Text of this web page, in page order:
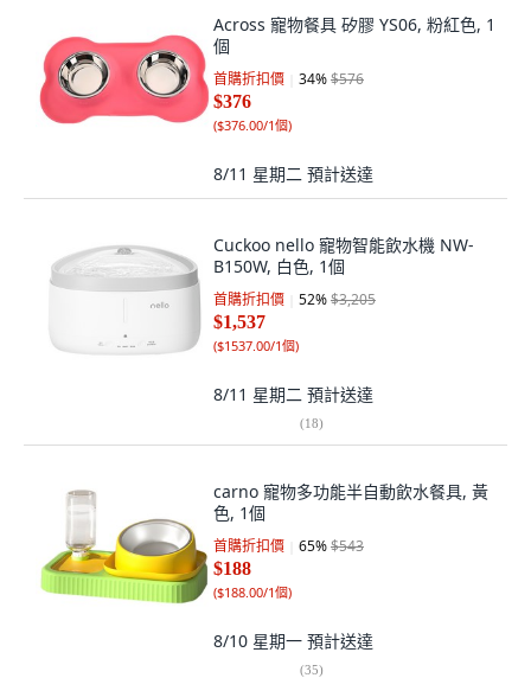
Across 寵物餐具 矽膠 YS06, 粉紅色, 1
個
首購折扣價 34%$576
$376
($376.00/1個)
8/11 星期二 預計送達
Cuckoo nello 寵物智能飲水機 NW-
B150W, 白色, 1個
首購折扣價 52%$3,205
$1,537
($1537.00/1個)
8/11 星期二 預計送達
(18)
carno 寵物多功能半自動飲水餐具, 黃
色, 1個
首購折扣價 65%$543
$188
($188.00/1個)
8/10 星期一 預計送達
(35)